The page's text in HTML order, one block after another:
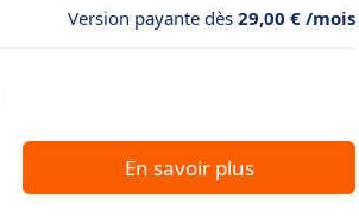
Version payante dès 29,00 € /mois
En savoir plus